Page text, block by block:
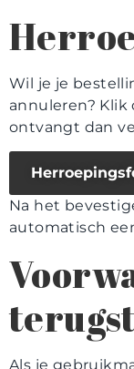
Wil je je
annuleren? Klik
ontvangt dan
Na het
automatisch
Als je